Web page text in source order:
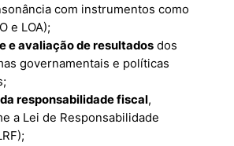
com instrumentos como
e LOA);
e avaliação de resultados dos
governamentais e políticas
responsabilidade fiscal,
a Lei de Responsabilidade